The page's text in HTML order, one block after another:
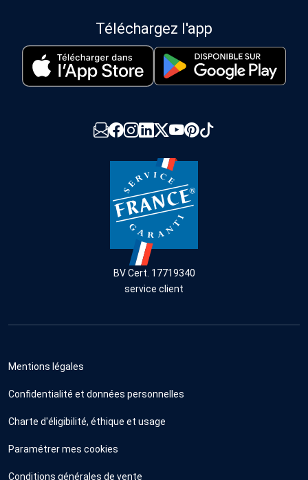
Téléchargez l'app
BV Cert. 17719340
service client
Mentions légales
Confidentialité et données personnelles
Charte d'éligibilité, éthique et usage
Paramétrer mes cookies
Conditions générales de vente